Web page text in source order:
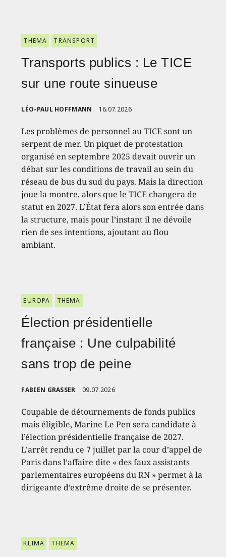
THEMA TRANSPORT
Transports publics : Le TICE
sur une route sinueuse
LÉO-PAUL HOFFMANN 16.07.2026
Les problèmes de personnel au TICE sont un
serpent de mer. Un piquet de protestation
organisé en septembre 2025 devait ouvrir un
débat sur les conditions de travail au sein du
réseau de bus du sud du pays. Mais la direction
joue la montre, alors que le TICE changera de
statut en 2027. L’État fera alors son entrée dans
la structure, mais pour l’instant il ne dévoile
rien de ses intentions, ajoutant au flou
ambiant.
EUROPA THEMA
Élection présidentielle
française : Une culpabilité
sans trop de peine
FABIEN GRASSER 09.07.2026
Coupable de détournements de fonds publics
mais éligible, Marine Le Pen sera candidate à
l’élection présidentielle française de 2027.
L’arrêt rendu ce 7 juillet par la cour d’appel de
Paris dans l’affaire dite « des faux assistants
parlementaires européens du RN » permet à la
dirigeante d’extrême droite de se présenter.
KLIMA THEMA